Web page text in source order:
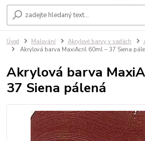
Úvod Malování Akrylové barvy v sadách
Akrylová barva MaxiAcril 60ml – 37 Siena
Akrylová barva
37 Siena pálená